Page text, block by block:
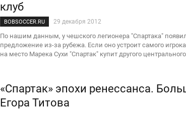
BOBSOCCER.RU 29 декабря 2012
клуб
По нашим данным, у чешского легионера "Спартака"
предложение из-за рубежа. Если оно устроит самого
на место Марека Сухи "Спартак" купит другого
«Спартак» эпохи ренессанса.
Егора Титова